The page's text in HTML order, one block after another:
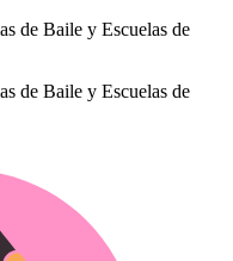
de Baile y Escuelas de
de Baile y Escuelas de